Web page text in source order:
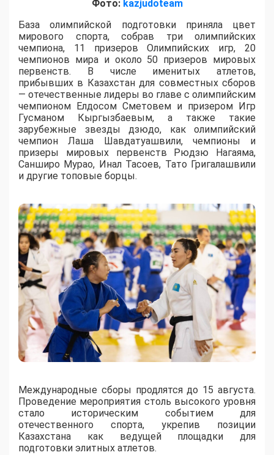
Фото: kazjudoteam
База олимпийской подготовки приняла цвет
мирового спорта, собрав три олимпийских
чемпиона, 11 призеров Олимпийских игр, 20
чемпионов мира и около 50 призеров мировых
первенств. В числе именитых атлетов,
прибывших в Казахстан для совместных сборов
— отечественные лидеры во главе с олимпийским
чемпионом Елдосом Сметовем и призером Игр
Гусманом Кыргызбаевым, а также такие
зарубежные звезды дзюдо, как олимпийский
чемпион Лаша Шавдатуашвили, чемпионы и
призеры мировых первенств Рюдзю Нагаяма,
Санширо Мурао, Инал Тасоев, Тато Григалашвили
и другие топовые борцы.
Международные сборы продлятся до 15 августа.
Проведение мероприятия столь высокого уровня
стало историческим событием для
отечественного спорта, укрепив позиции
Казахстана как ведущей площадки для
подготовки элитных атлетов.